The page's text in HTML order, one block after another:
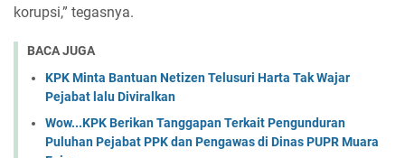
korupsi,” tegasnya.
BACA JUGA
KPK Minta Bantuan Netizen Telusuri Harta Tak Wajar
Pejabat lalu Diviralkan
Wow...KPK Berikan Tanggapan Terkait Pengunduran
Puluhan Pejabat PPK dan Pengawas di Dinas PUPR Muara